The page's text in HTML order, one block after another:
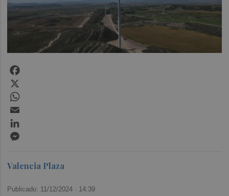
Valencia Plaza
Publicado: 11/12/2024 · 14:39